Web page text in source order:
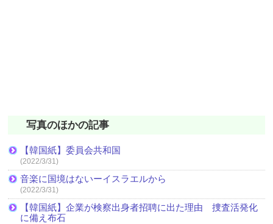
写真のほかの記事
【韓国紙】委員会共和国
(2022/3/31)
音楽に国境はないーイスラエルから
(2022/3/31)
【韓国紙】企業が検察出身者招聘に出た理由 捜査活発化
に備え布石